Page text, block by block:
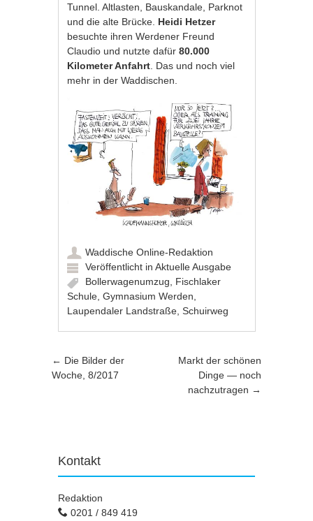
Tunnel. Altlasten, Bauskandale, Parknot
und die alte Brücke. Heidi Hetzer
besuchte ihren Werdener Freund
Claudio und nutzte dafür80.000
Kilometer Anfahrt . Das und noch viel
mehr in der Waddischen.
Waddische Online-Redaktion
Veröffentlicht inAktuelle Ausgabe
Bollerwagenumzug
Fischlaker
Schule ,Gymnasium Werden
Laupendaler Landstraße ,Schuirweg
Artikel-Navigation
← Die Bilder der
Woche, 8/2017
Markt der schönen
Dinge — noch
nachzutragen →
Kontakt
Redaktion
0201 / 849 419